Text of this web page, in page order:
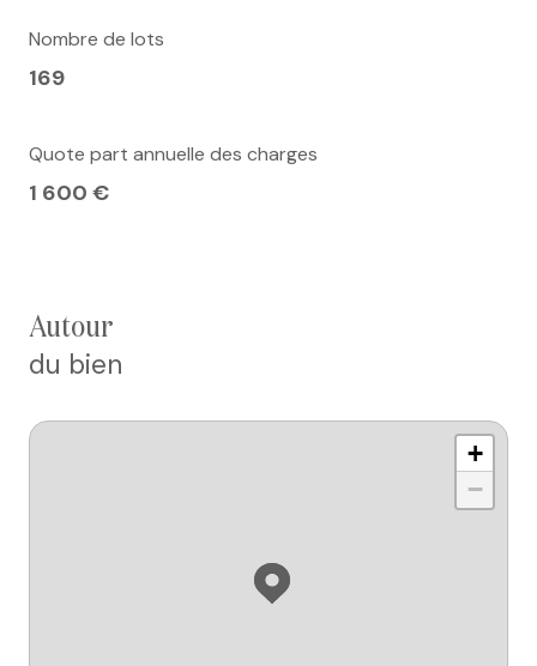
Nombre de lots
169
Quote part annuelle des charges
1 600 €
autour
du bien
+
−